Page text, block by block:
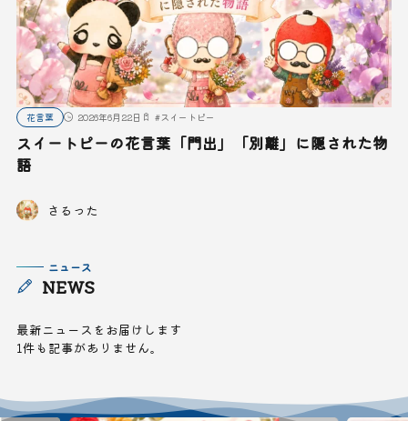
花言葉 2026年6月22日 #スイートピー
スイートピーの花言葉「門出」「別離」に隠された物
語
さるった
NEWS
ニュース
最新ニュースをお届けします
1件も記事がありません。